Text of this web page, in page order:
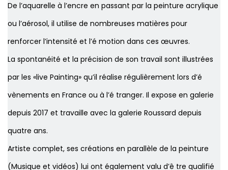
De l’aquarelle à l’encre en passant par la peinture acrylique
ou l’aérosol, il utilise de nombreuses matières pour
renforcer l’intensité et l’é motion dans ces œuvres.
La spontanéité et la précision de son travail sont illustrées
par les «live Painting» qu’il réalise régulièrement lors d’é
vènements en France ou à l’é tranger. Il expose en galerie
depuis 2017 et travaille avec la galerie Roussard depuis
quatre ans.
Artiste complet, ses créations en parallèle de la peinture
(Musique et vidéos) lui ont également valu d’ê tre qualifié